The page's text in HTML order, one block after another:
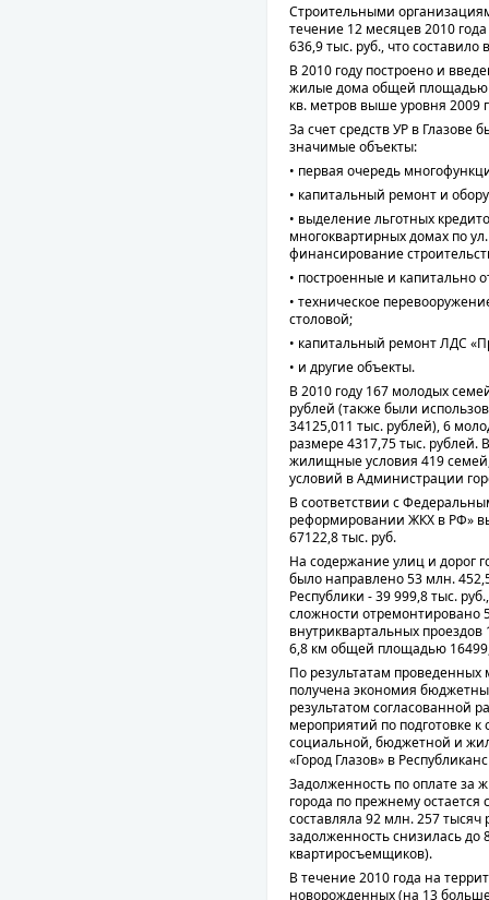
Строительными
течение 12 месяцев 2010
636,9 тыс. руб., что
В 2010 году построено и
жилые дома общей площадью
кв. метров выше уровня 2009
За счет средств УР в
значимые объекты:
• первая очередь
• капитальный ремонт и
• выделение льготных
многоквартирных домах по
финансирование
• построенные и капитально
• техническое
столовой;
• капитальный ремонт ЛДС
• и другие объекты.
В 2010 году 167 молодых
рублей (также были
34125,011 тыс. рублей), 6
размере 4317,75 тыс. рублей.
жилищные условия 419
условий в Администрации
В соответствии с
реформировании ЖКХ в РФ»
67122,8 тыс. руб.
На содержание улиц и дорог
было направлено 53 млн.
Республики - 39 999,8 тыс.
сложности отремонтировано
внутриквартальных
6,8 км общей площадью
По результатам
получена экономия
результатом согласованной
мероприятий по подготовке
социальной, бюджетной и
«Город Глазов» в
Задолженность по оплате за
города по прежнему
составляла 92 млн. 257
задолженность снизилась до
квартиросъемщиков).
В течение 2010 года на
новорожденных (на 13